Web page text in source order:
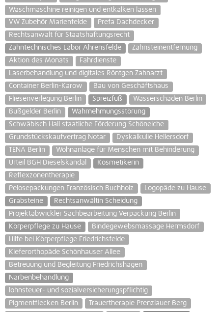
Waschmaschine reinigen und entkalken lassen
VW Zubehör Marienfelde
Prefa Dachdecker
Rechtsanwalt für Staatshaftungsrecht
Zahntechnisches Labor Ahrensfelde
Zahnsteinentfernung
Aktion des Monats
Fahrdienste
Laserbehandlung und digitales Röntgen Zahnarzt
Container Berlin-Karow
Bau von Geschäftshaus
Fliesenverlegung Berlin
Spreizfuß
Wasserschaden Berlin
Bußgelder Berlin
Wahrnehmungsstörung
Schwäbisch Hall staatliche Förderung Schöneiche
Grundstückskaufvertrag Notar
Dyskalkulie Hellersdorf
TENA Berlin
Wohnanlage für Menschen mit Behinderung
Urteil BGH Dieselskandal
Kosmetikerin
Reflexzonentherapie
Pelosepackungen Französisch Buchholz
Logopäde zu Hause
Grabsteine
Rechtsanwältin Scheidung
Projektabwickler Sachbearbeitung Verpackung Berlin
Körperpflege zu Hause
Bindegewebsmassage Hermsdorf
Hilfe bei Körperpflege Friedrichsfelde
Kieferorthopäde Schönhauser Allee
Betreuung und Begleitung Friedrichshagen
Narbenbehandlung
lohnsteuer- und sozialversicherungspflichtig
Pigmentflecken Berlin
Trauertherapie Prenzlauer Berg